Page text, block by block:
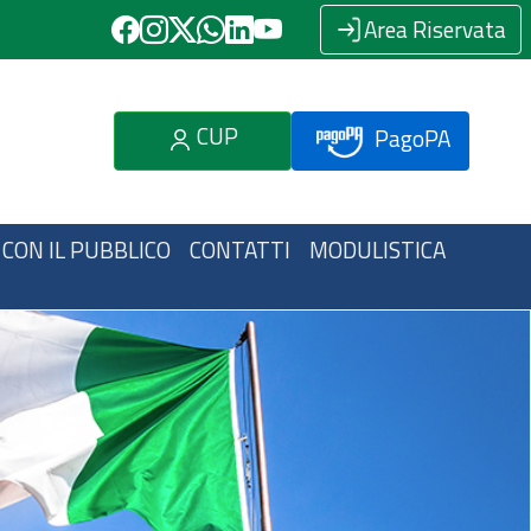
Area Riservata
CUP PagoPA
IL PUBBLICO CONTATTI MODULISTICA